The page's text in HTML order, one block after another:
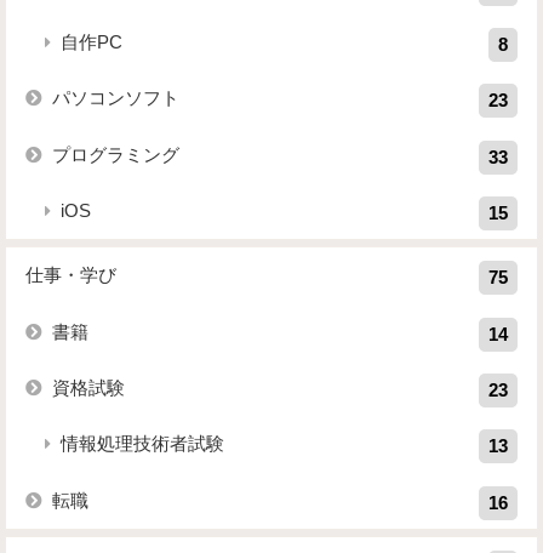
自作PC 8
パソコンソフト 23
プログラミング 33
iOS 15
仕事・学び 75
書籍 14
資格試験 23
情報処理技術者試験 13
転職 16